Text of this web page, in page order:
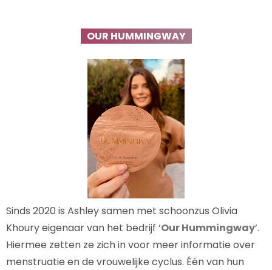
OUR HUMMINGWAY
Sinds 2020 is Ashley samen met schoonzus Olivia
Khoury eigenaar van het bedrijf ‘Our Hummingway‘.
Hiermee zetten ze zich in voor meer informatie over
menstruatie en de vrouwelijke cyclus. Één van hun